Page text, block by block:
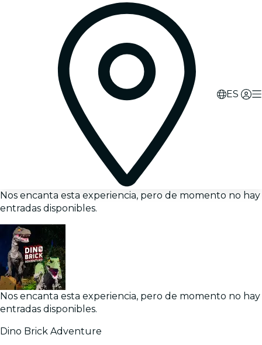
ES
Nos encanta esta experiencia, pero de momento no hay
entradas disponibles.
Nos encanta esta experiencia, pero de momento no hay
entradas disponibles.
Dino Brick Adventure